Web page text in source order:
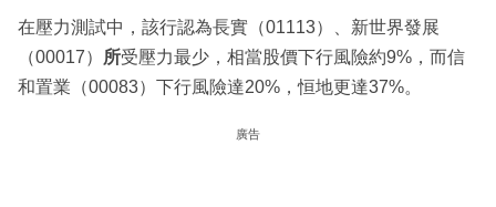
在壓力測試中，該行認為長實（01113）、新世界發展
（00017）
所受壓力最少，相當股價下行風險約9%，而信
和置業（00083）下行風險達20%，恒地更達37%。
廣告